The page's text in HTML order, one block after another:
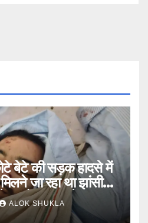
बेटे की सड़क हादसे में
जा रहा था झांसी
लोग सवार थे।
ALOK SHUKLA